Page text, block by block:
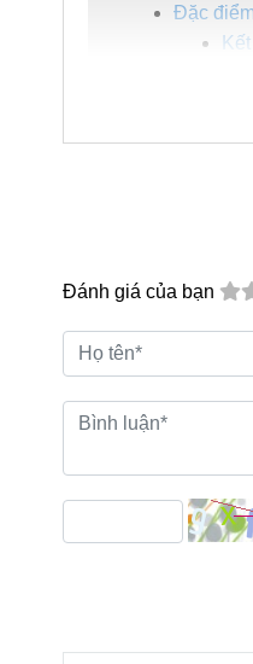
Đặc
Điện áp: 220
Công suất
Công suất
Dung tích
Chức năng:
Đường kính
Kích thước:
Máy mài và
Đánh giá của bạn